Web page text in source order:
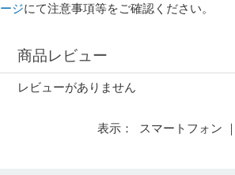
ージにて注意事項等をご確認ください。
商品レビュー
レビューがありません
表示： スマートフォン ｜